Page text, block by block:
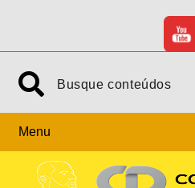
Search
Menu